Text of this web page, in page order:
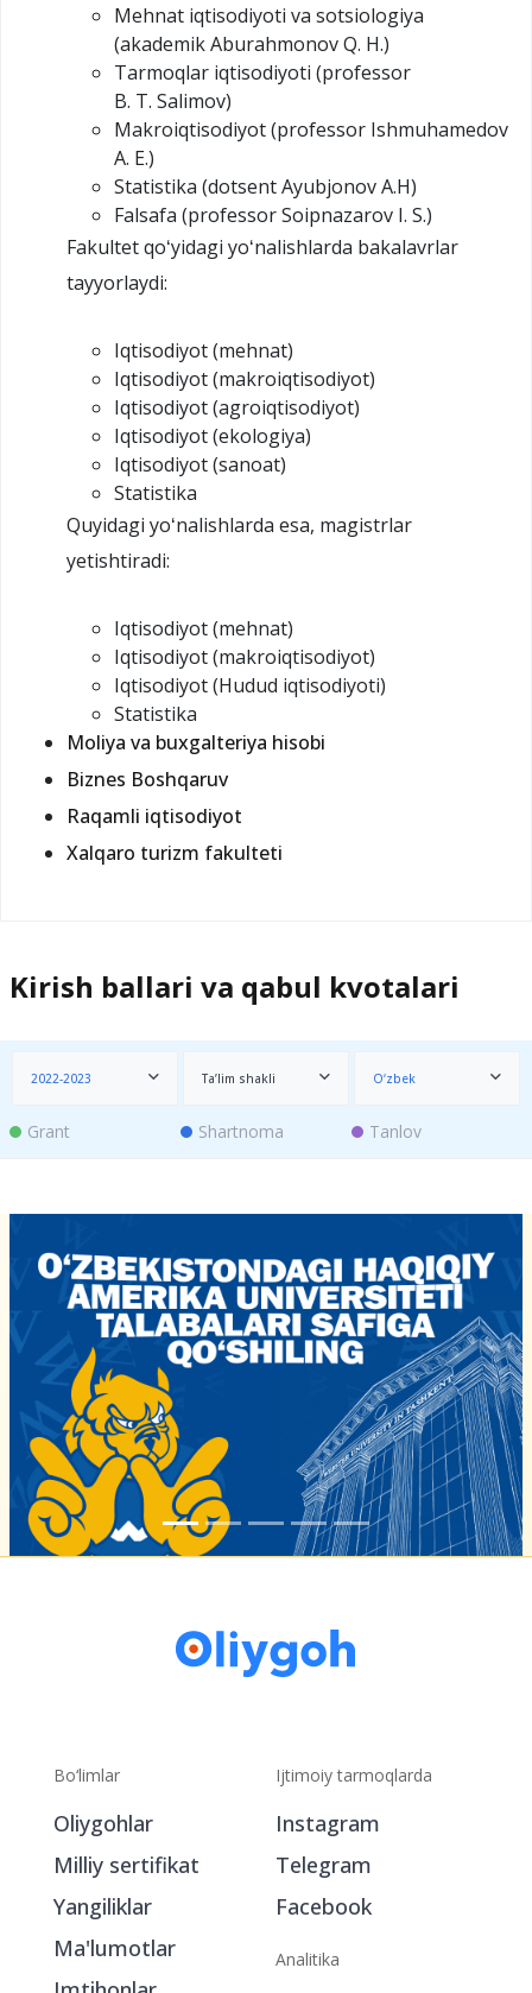
Mehnat iqtisodiyoti va sotsiologiya
(akademik Aburahmonov Q. H.)
Tarmoqlar iqtisodiyoti (professor
B. T. Salimov)
Makroiqtisodiyot (professor Ishmuhamedov
A. E.)
Statistika (dotsent Ayubjonov A.H)
Falsafa (professor Soipnazarov I. S.)
Fakultet qoʻyidagi yoʻnalishlarda bakalavrlar
tayyorlaydi:
Iqtisodiyot (mehnat)
Iqtisodiyot (makroiqtisodiyot)
Iqtisodiyot (agroiqtisodiyot)
Iqtisodiyot (ekologiya)
Iqtisodiyot (sanoat)
Statistika
Quyidagi yoʻnalishlarda esa, magistrlar
yetishtiradi:
Iqtisodiyot (mehnat)
Iqtisodiyot (makroiqtisodiyot)
Iqtisodiyot (Hudud iqtisodiyoti)
Statistika
Moliya va buxgalteriya hisobi
Biznes Boshqaruv
Raqamli iqtisodiyot
Xalqaro turizm fakulteti
Kirish ballari va qabul kvotalari
2022-2023 Ta’lim shakli O‘zbek
Grant Shartnoma Tanlov
Bo‘limlar
Oliygohlar
Milliy sertifikat
Yangiliklar
Ma'lumotlar
Ijtimoiy tarmoqlarda
Instagram
Telegram
Facebook
Analitika